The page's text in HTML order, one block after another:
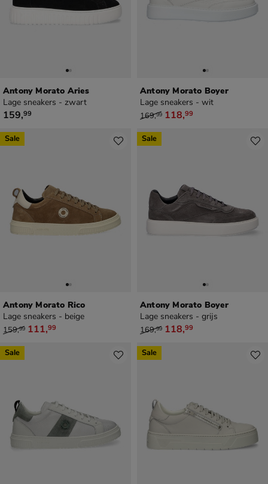
Antony Morato Aries
Lage sneakers - zwart
€ 159,99
159,99
Antony Morato Boyer
Lage sneakers - wit
van € 169,99 voor € 118,99
169,99 118,99
Antony Morato Rico
Lage sneakers - beige
van € 159,99 voor € 111,99
159,99 111,99
Sale
Antony Morato Boyer
Lage sneakers - grijs
van € 169,99 voor € 118,99
169,99 118,99
Sale
Sale Sale